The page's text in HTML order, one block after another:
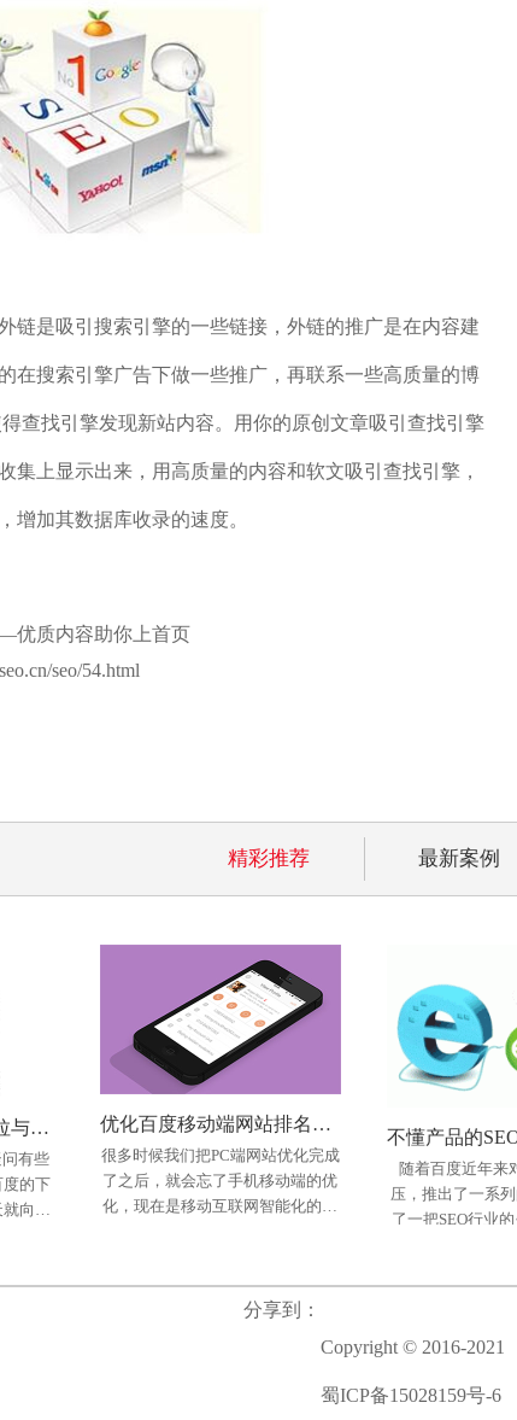
是吸引搜索引擎的一些链接，外链的推广是在内容建
在搜索引擎广告下做一些推广，再联系一些高质量的博
查找引擎发现新站内容。用你的原创文章吸引查找引擎
集上显示出来，用高质量的内容和软文吸引查找引擎，
增加其数据库收录的速度。
优质内容助你上首页
seo/54.html
精彩推荐 最新案例
黑帽seo技术刷百度下拉与相关搜索个人实践法
有些
的下
向大
优化百度移动端网站排名方法!
很多时候我们把PC端网站优化完成
了之后，就会忘了手机移动端的优
化，现在是移动互联网智能化的时
着头看手机，
随着百度近年来
压，推出了一系
了一把SEO行业
界无际整站优化
一家集信息化、数宇化、智能化咨
询和软件研发、交付&服务一体的
国家高新技术企业。界无际由原华
力，精益求精，多
理念的公司
分享到：
Copyright © 2016-
蜀ICP备15028159号-6